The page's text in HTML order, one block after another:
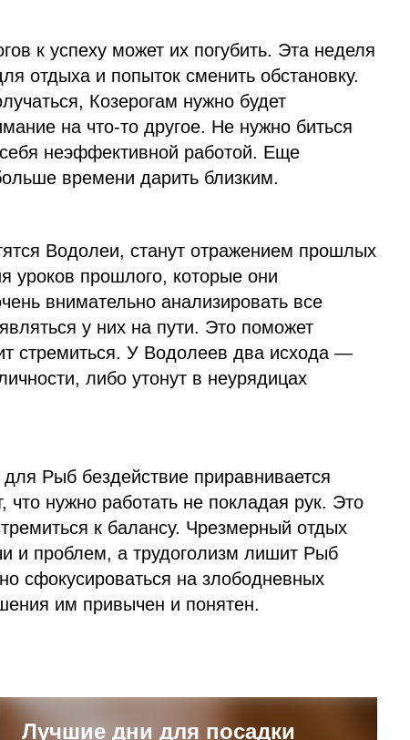
к успеху может их погубить. Эта неделя
отдыха и попыток сменить обстановку.
Козерогам нужно будет
на что-то другое. Не нужно биться
неэффективной работой. Еще
времени дарить близким.
Водолеи, станут отражением прошлых
уроков прошлого, которые они
внимательно анализировать все
у них на пути. Это поможет
стремиться. У Водолеев два исхода —
либо утонут в неурядицах
Рыб бездействие приравнивается
что нужно работать не покладая рук. Это
к балансу. Чрезмерный отдых
и проблем, а трудоголизм лишит Рыб
сфокусироваться на злободневных
им привычен и понятен.
Лучшие дни для посадки